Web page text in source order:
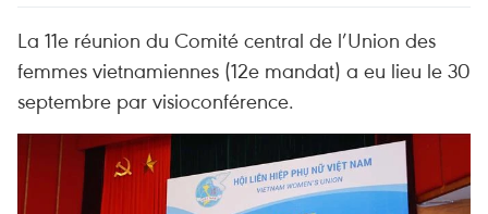
La 11e réunion du Comité central de l’Union des
femmes vietnamiennes (12e mandat) a eu lieu le 30
septembre par visioconférence.